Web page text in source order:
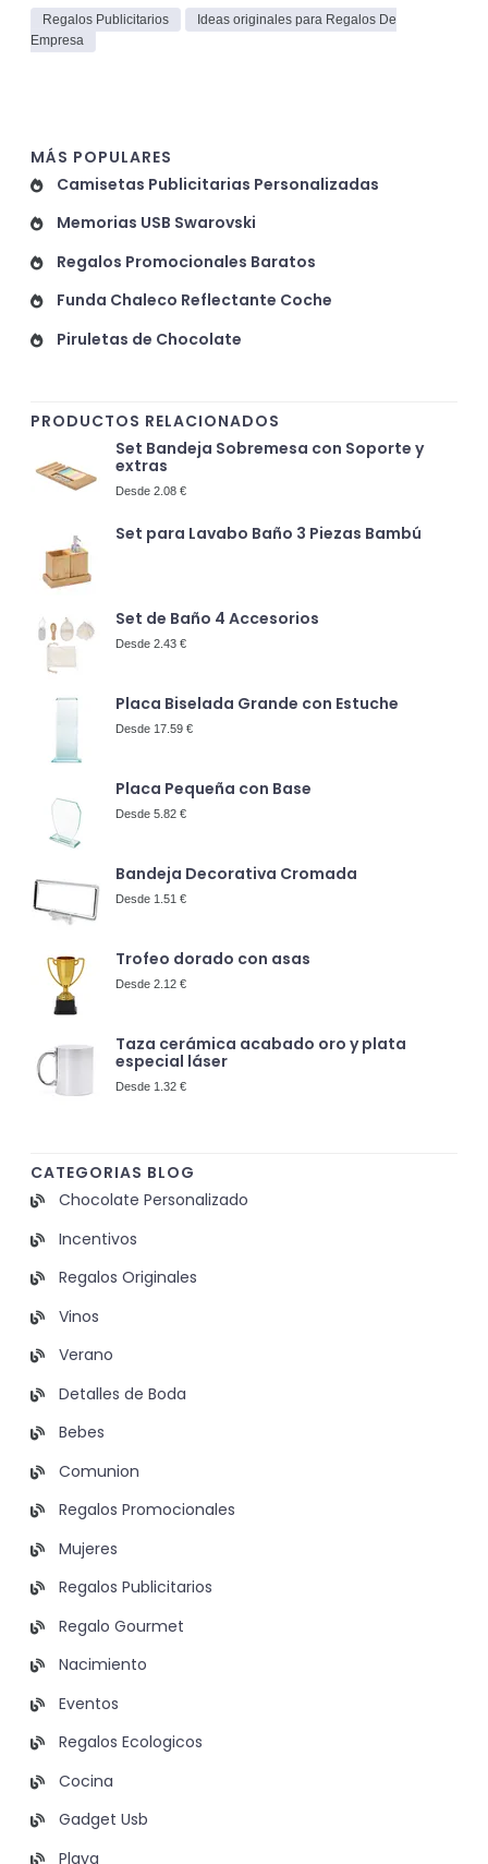
Regalos Publicitarios
Ideas originales para Regalos De
Empresa
MÁS POPULARES
Camisetas Publicitarias Personalizadas
Memorias USB Swarovski
Regalos Promocionales Baratos
Funda Chaleco Reflectante Coche
Piruletas de Chocolate
PRODUCTOS RELACIONADOS
Set Bandeja Sobremesa con Soporte y
extras
Desde 2.08 €
Set para Lavabo Baño 3 Piezas Bambú
Set de Baño 4 Accesorios
Desde 2.43 €
Placa Biselada Grande con Estuche
Desde 17.59 €
Placa Pequeña con Base
Desde 5.82 €
Bandeja Decorativa Cromada
Desde 1.51 €
Trofeo dorado con asas
Desde 2.12 €
Taza cerámica acabado oro y plata
especial láser
Desde 1.32 €
CATEGORIAS BLOG
Chocolate Personalizado
Incentivos
Regalos Originales
Vinos
Verano
Detalles de Boda
Bebes
Comunion
Regalos Promocionales
Mujeres
Regalos Publicitarios
Regalo Gourmet
Nacimiento
Eventos
Regalos Ecologicos
Cocina
Gadget Usb
Playa